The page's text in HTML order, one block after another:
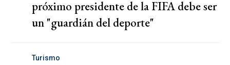
próximo presidente de la FIFA debe ser
un "guardián del deporte"
Turismo